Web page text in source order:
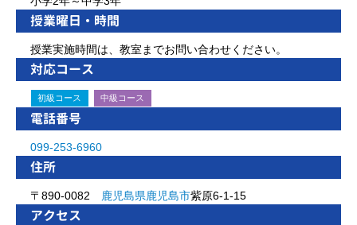
授業曜日・時間
授業実施時間は、教室までお問い合わせください。
対応コース
初級コース 中級コース
電話番号
099-253-6960
住所
〒890-0082 鹿児島県鹿児島市紫原6-1-15
アクセス